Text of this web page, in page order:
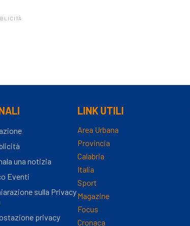
una notizia
Eventi
sulla Privacy
privacy
LINK UTILI
Area Urbana
Provincia
Calabria
Italia
Sport
Magazine
Focus
Cronaca